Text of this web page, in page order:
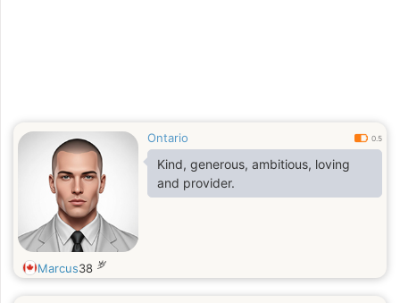
Ontario 0.5
Kind, generous, ambitious, loving
and provider.
Marcus38 岁